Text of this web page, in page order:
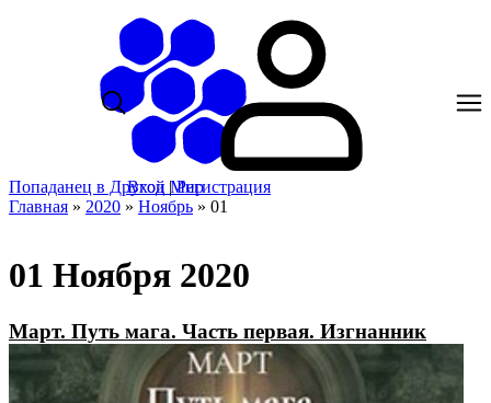
Попаданец в Другой Мир
Вход |Регистрация
Главная » 2020 » Ноябрь » 01
01 Ноября 2020
Март. Путь мага. Часть первая. Изгнанник